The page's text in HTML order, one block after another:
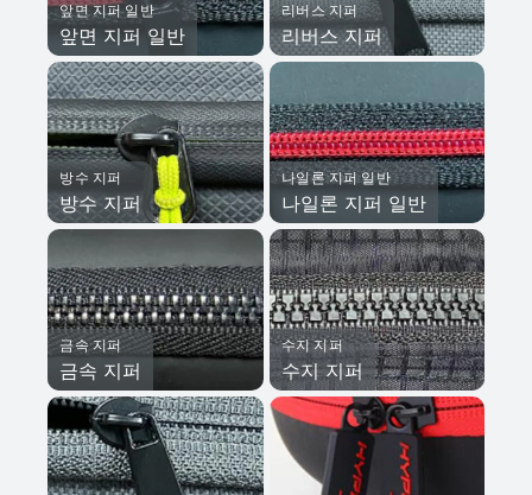
앞면 지퍼 일반
앞면 지퍼 일반
리버스 지퍼
리버스 지퍼
방수 지퍼
방수 지퍼
나일론 지퍼 일반
나일론 지퍼 일반
금속 지퍼
금속 지퍼
수지 지퍼
수지 지퍼